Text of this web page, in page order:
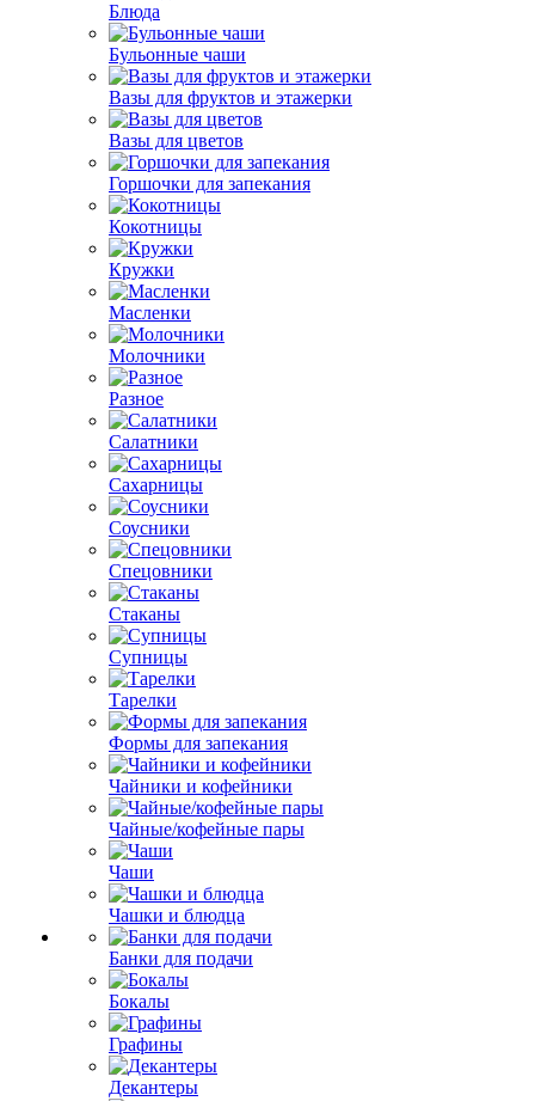
Блюда
Бульонные чаши
Вазы для фруктов и этажерки
Вазы для цветов
Горшочки для запекания
Кокотницы
Кружки
Масленки
Молочники
Разное
Салатники
Сахарницы
Соусники
Спецовники
Стаканы
Супницы
Тарелки
Формы для запекания
Чайники и кофейники
Чайные/кофейные пары
Чаши
Чашки и блюдца
Банки для подачи
Бокалы
Графины
Декантеры